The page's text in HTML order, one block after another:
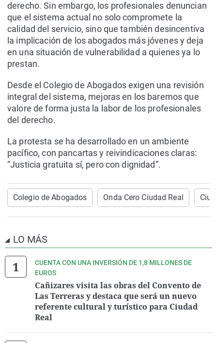
derecho. Sin embargo, los profesionales denuncian
que el sistema actual no solo compromete la
calidad del servicio, sino que también desincentiva
la implicación de los abogados más jóvenes y deja
en una situación de vulnerabilidad a quienes ya lo
prestan.
Desde el Colegio de Abogados exigen una revisión
integral del sistema, mejoras en los baremos que
valore de forma justa la labor de los profesionales
del derecho.
La protesta se ha desarrollado en un ambiente
pacífico, con pancartas y reivindicaciones claras:
“Justicia gratuita sí, pero con dignidad”.
Colegio de Abogados Onda Cero Ciudad Real
LO MÁS
CUENTA CON UNA INVERSIÓN DE 1,8 MILLONES DE
EUROS
Cañizares visita las obras del Convento de
Las Terreras y destaca que será un nuevo
referente cultural y turístico para Ciudad
Real